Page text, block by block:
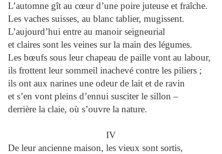
L’automne gît au cœur d’une poire juteuse et fraîche.
Les vaches suisses, au blanc tablier, mugissent.
L’aujourd’hui entre au manoir seigneurial
et claires sont les veines sur la main des légumes.
Les bœufs sous leur chapeau de paille vont au labour,
ils frottent leur sommeil inachevé contre les piliers ;
ils ont aux narines une odeur de lait et de ravin
et s’en vont pleins d’ennui susciter le sillon –
derrière la claie, où s’ouvre la nature.
IV
De leur ancienne maison, les vieux sont sortis,